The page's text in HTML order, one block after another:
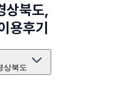
상북도,
용후기
상북도